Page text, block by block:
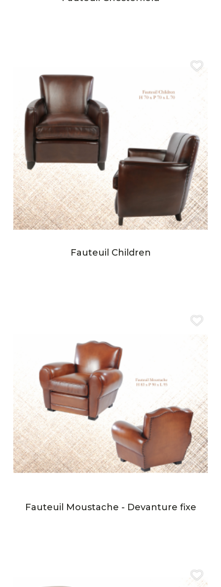
Fauteuil Children
Fauteuil Moustache - Devanture fixe